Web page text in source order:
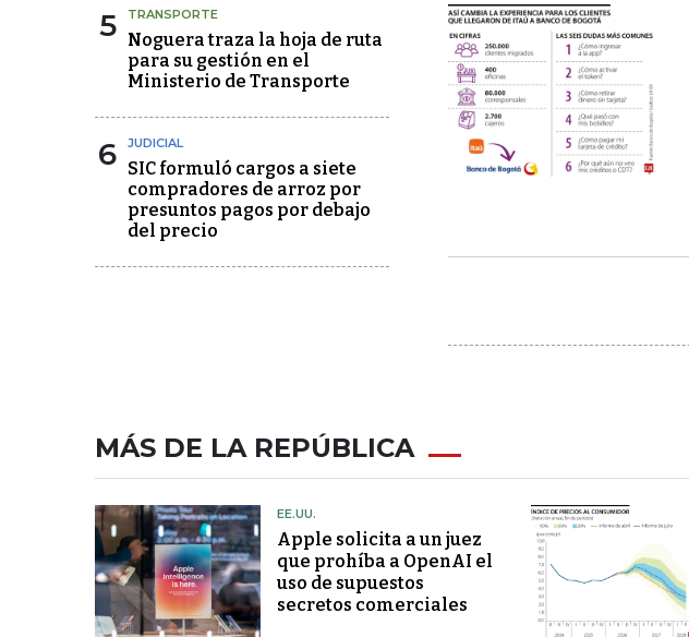
5 TRANSPORTE
Noguera traza la hoja de ruta
para su gestión en el
Ministerio de Transporte
6 JUDICIAL
SIC formuló cargos a siete
compradores de arroz por
presuntos pagos por debajo
del precio
MÁS DE LA REPÚBLICA
EE.UU.
Apple solicita a un juez
que prohíba a OpenAI el
uso de supuestos
secretos comerciales